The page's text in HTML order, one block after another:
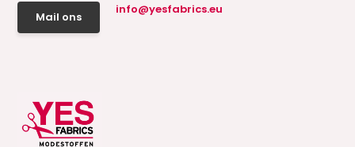
Mail ons
info@yesfabrics.eu